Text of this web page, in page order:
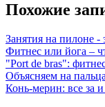
Похожие
Занятия на пилоне -
Фитнес или йога –
"Port de bras":
Объясняем на
Конь-мерин: все за